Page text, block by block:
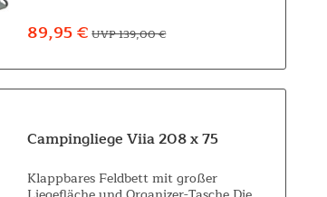
die...
89,95 € UVP 139,00 €
Campingliege Viia 208 x 75
Klappbares Feldbett mit großer